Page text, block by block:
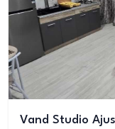
Vand Studio